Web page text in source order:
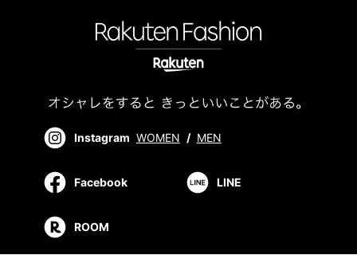
Instagram WOMEN / MEN
Facebook LINE
ROOM